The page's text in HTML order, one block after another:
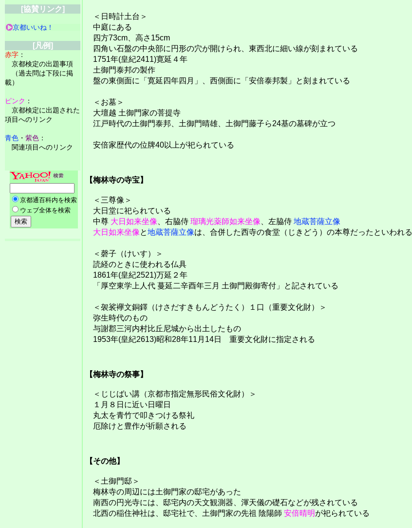
＜日時計土台＞
中庭にある
四方73cm、高さ15cm
四角い石盤の中央部に円形の穴が開けられ、東西北に細い線が刻まれている
1751年(皇紀2411)寛延４年
土御門泰邦の製作
盤の東側面に「寛延四年四月」、西側面に「安倍泰邦製」と刻まれている
＜お墓＞
大壇越 土御門家の菩提寺
江戸時代の土御門泰邦、土御門晴雄、土御門藤子ら24基の墓碑が立つ
安倍家歴代の位牌40以上が祀られている
【梅林寺の寺宝】
＜三尊像＞
大日堂に祀られている
中尊 大日如来坐像 、右脇侍 瑠璃光薬師如来坐像 、左脇侍 地蔵菩薩立像
大日如来坐像と地蔵菩薩立像は、合併した西寺の食堂（じきどう）の本尊だったといわれる
＜磬子（けいす）＞
読経のときに使われる仏具
1861年(皇紀2521)万延２年
「厚空東学上人代 蔓延二辛酉年三月 土御門殿御寄付」と記されている
＜袈裟襷文銅鐸（けさだすきもんどうたく）１口（重要文化財）＞
弥生時代のもの
与謝郡三河内村比丘尼城から出土したもの
1953年(皇紀2613)昭和28年11月14日 重要文化財に指定される
【梅林寺の祭事】
＜じじばい講（京都市指定無形民俗文化財）＞
１月８日に近い日曜日
丸太を青竹で叩きつける祭礼
厄除けと豊作が祈願される
【その他】
＜土御門邸＞
梅林寺の周辺には土御門家の邸宅があった
南西の円光寺には、邸宅内の天文観測器、渾天儀の礎石などが残されている
北西の稲住神社は、邸宅社で、土御門家の先祖 陰陽師 安倍晴明が祀られている
[協賛リンク]
京都いいね！
[凡例]
赤字 ：
京都検定の出題事項
（過去問は下段に掲
載）
ピンク ：
京都検定に出題された
項目へのリンク
青色 ・ 紫色 ：
関連項目へのリンク